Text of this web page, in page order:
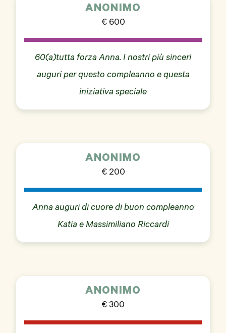
ANONIMO
€ 600
60(a)tutta forza Anna. I nostri più sinceri
auguri per questo compleanno e questa
iniziativa speciale
ANONIMO
€ 200
Anna auguri di cuore di buon compleanno
Katia e Massimiliano Riccardi
ANONIMO
€ 300